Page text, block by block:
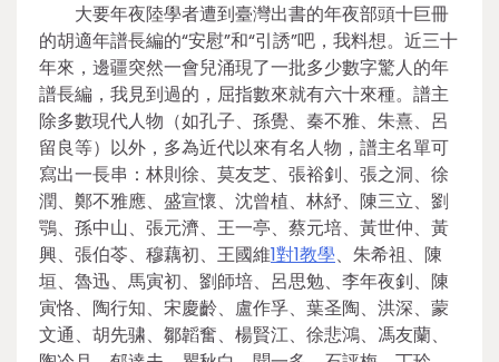
大要年夜陸學者遭到臺灣出書的年夜部頭十巨冊
的胡適年譜長編的“安慰”和“引誘”吧，我料想。近三十
年來，邊疆突然一會兒涌現了一批多少數字驚人的年
譜長編，我見到過的，屈指數來就有六十來種。譜主
除多數現代人物（如孔子、孫覺、秦不雅、朱熹、呂
留良等）以外，多為近代以來有名人物，譜主名單可
寫出一長串：林則徐、莫友芝、張裕釗、張之洞、徐
潤、鄭不雅應、盛宣懷、沈曾植、林紓、陳三立、劉
鶚、孫中山、張元濟、王一亭、蔡元培、黃世仲、黃
興、張伯苓、穆藕初、王國維1對1教學、朱希祖、陳
垣、魯迅、馬寅初、劉師培、呂思勉、李年夜釗、陳
寅恪、陶行知、宋慶齡、盧作孚、葉圣陶、洪深、蒙
文通、胡先骕、鄒韜奮、楊賢江、徐悲鴻、馮友蘭、